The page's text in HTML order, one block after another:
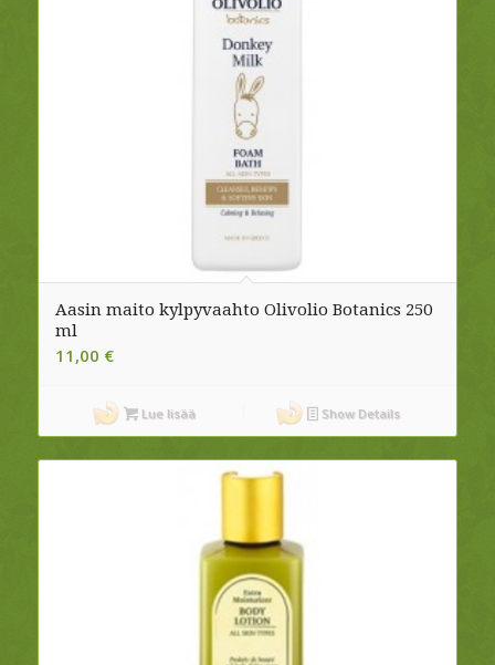
Aasin maito kylpyvaahto Olivolio Botanics 250
ml
11,00 €
Lue lisää Show Details